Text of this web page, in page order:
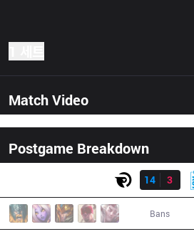
Match Video
Postgame Breakdown
14
3
Bans